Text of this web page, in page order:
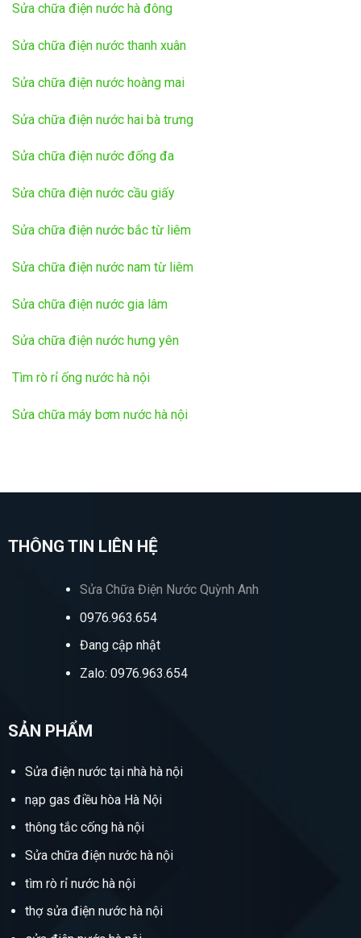
Sửa chữa điện nước hà đông
Sửa chữa điện nước thanh xuân
Sửa chữa điện nước hoàng mai
Sửa chữa điện nước hai bà trưng
Sửa chữa điện nước đống đa
Sửa chữa điện nước cầu giấy
Sửa chữa điện nước bắc từ liêm
Sửa chữa điện nước nam từ liêm
Sửa chữa điện nước gia lâm
Sửa chữa điện nước hưng yên
Tìm rò rỉ ống nước hà nội
Sửa chữa máy bơm nước hà nội
THÔNG TIN LIÊN HỆ
Sửa Chữa Điện Nước Quỳnh Anh
0976.963.654
Đang cập nhật
Zalo: 0976.963.654
SẢN PHẨM
Sửa điện nước tại nhà hà nội
nạp gas điều hòa Hà Nội
thông tắc cống hà nội
Sửa chữa điện nước hà nội
tìm rò rỉ nước hà nội
thợ sửa điện nước hà nội